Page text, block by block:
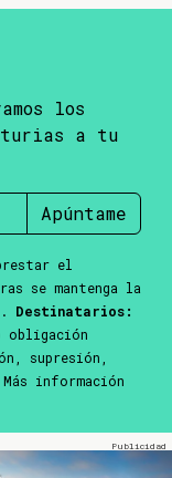
los
a tu
Apúntame
el
se mantenga la
Destinatarios:
obligación
supresión,
información